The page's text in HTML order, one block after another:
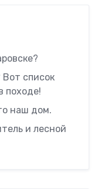
список
походе!
наш дом.
и лесной